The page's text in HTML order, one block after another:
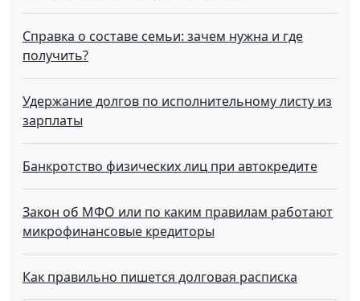
Справка о составе семьи: зачем нужна и где
получить?
Удержание долгов по исполнительному листу из
зарплаты
Банкротство физических лиц при автокредите
Закон об МФО или по каким правилам работают
микрофинансовые кредиторы
Как правильно пишется долговая расписка